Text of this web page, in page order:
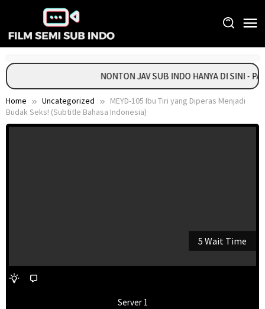
content
NONTON JAV SUB INDO HANYA DI SINI -
Home Uncategorized
MEYD-105 Ibu Tiri yang Diperas Menjadi
Budak Seks! (Subtitle Bahasa Indonesia)
5 Wait Time
Server 1